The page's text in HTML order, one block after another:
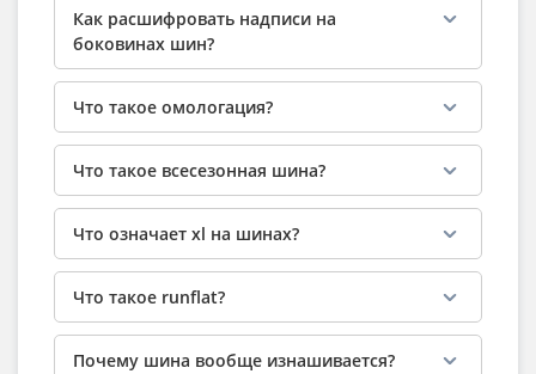
Как расшифровать надписи на
боковинах шин?
Что такое омологация?
Что такое всесезонная шина?
Что означает xl на шинах?
Что такое runflat?
Почему шина вообще изнашивается?